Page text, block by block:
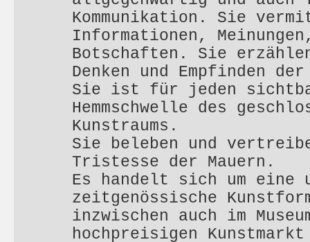
Kommunikation. Sie
Informationen,
Botschaften. Sie
Denken und Empfinden der
Sie ist für jeden
Hemmschwelle des
Kunstraums.
Sie beleben und
Tristesse der Mauern.
Es handelt sich um eine
zeitgenössische
inzwischen auch im
hochpreisigen Kunstmarkt